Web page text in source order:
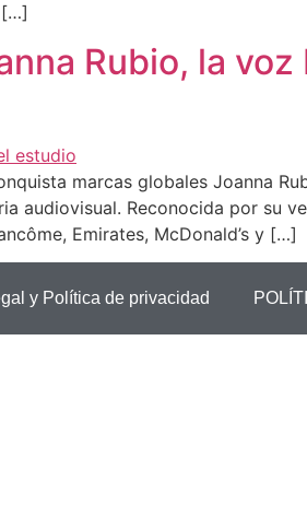
[…]
Rubio, la
marcas globales Joanna
audiovisual. Reconocida por su
Emirates, McDonald’s y […]
y Política de privacidad